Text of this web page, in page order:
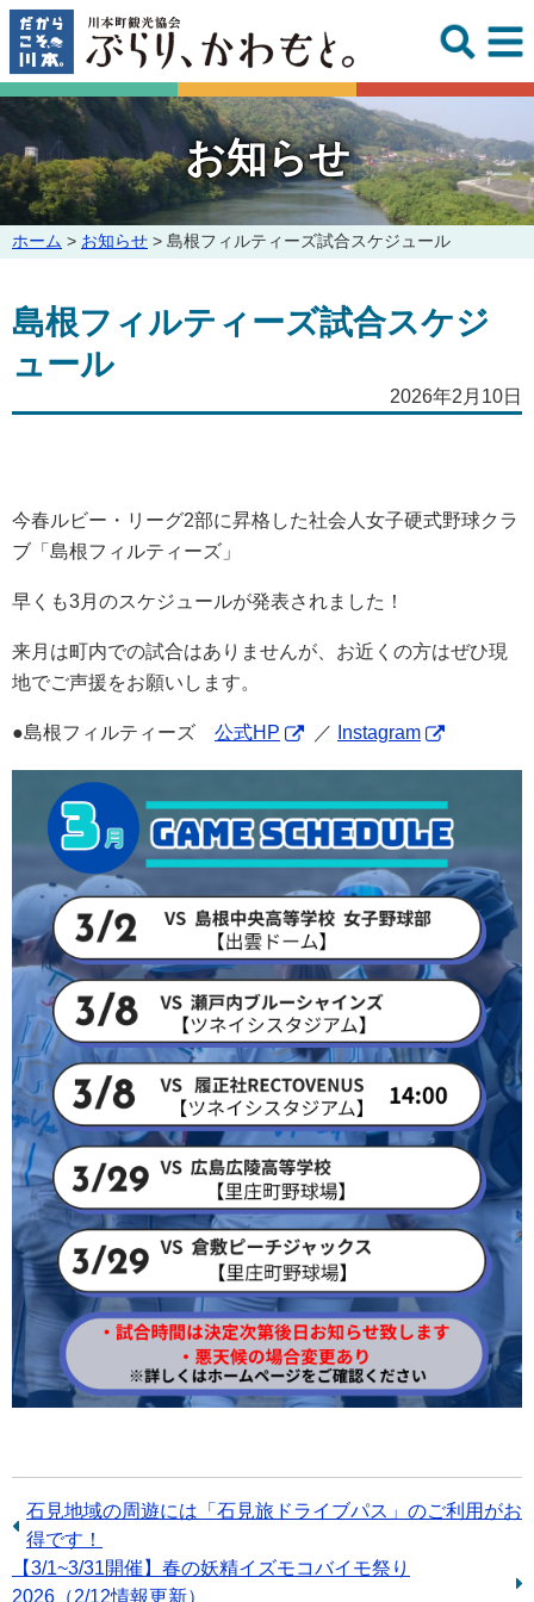
このページの本文へ
お知らせ
こ
ー
ジ
の
置:
ホーム > お知らせ > 島根フィルティーズ試合スケジュール
島根フィルティーズ試合スケジ
ュール
2026年2月10日
今春ルビー・リーグ2部に昇格した社会人女子硬式野球クラ
ブ「島根フィルティーズ」
早くも3月のスケジュールが発表されました！
来月は町内での試合はありませんが、お近くの方はぜひ現
地でご声援をお願いします。
●島根フィルティーズ 公式HP ／ Instagram
前
の
記
事：
石見地域の周遊には「石見旅ドライブパス」のご利用がお
得です！
次
の
【3/1~3/31開催】春の妖精イズモコバイモ祭り
2026（2/12情報更新）